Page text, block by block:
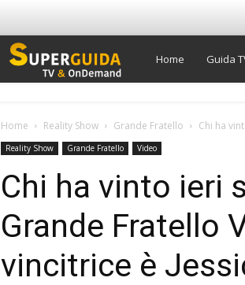
Super
TV
Home Guida
Home Reality Show Grande Fratello Chi ha
Reality Show Grande Fratello Video
Chi ha vinto ieri
Grande Fratello
vincitrice è